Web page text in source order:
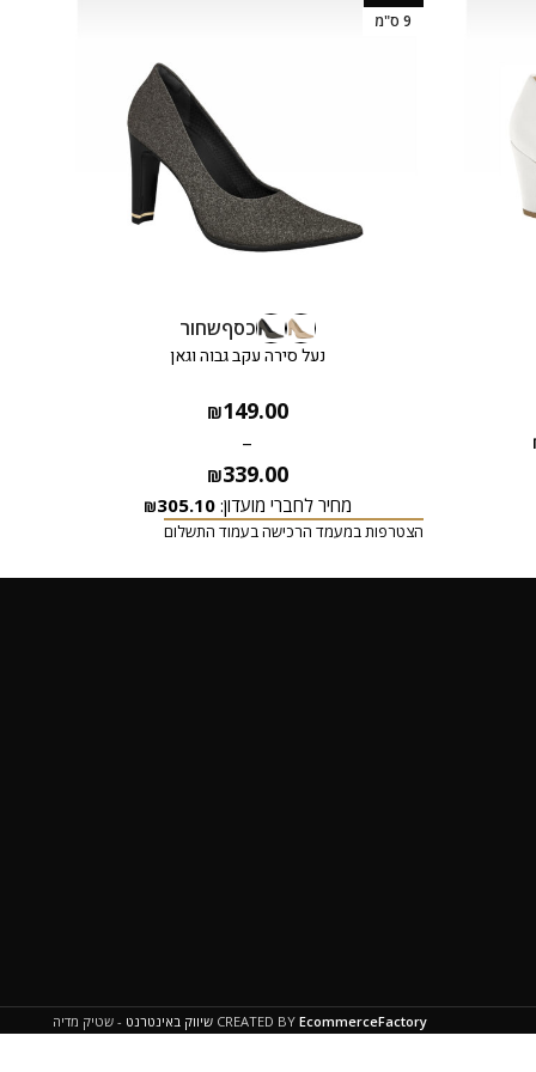
9 ס"מ
כסףשחור
נעל סירה עקב גבוה וגאן
₪149.00
–
₪339.00
מחיר לחברי מועדון: ₪305.10
הצטרפות במעמד הרכישה בעמוד התשלום
CREATED BY EcommerceFactory שיווק באינטרנט - שטיק מדיה